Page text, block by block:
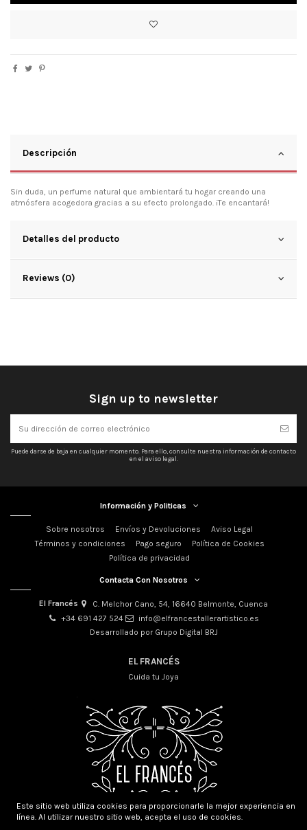
Descripción
Sin duda, un perfume natural que ambientará tu hogar creando una
atmósfera acogedora gracias a su efecto prolongado. ¡Te encantará!
Detalles del producto
Reviews (0)
Sign up to newsletter
Puede darse de baja en cualquier momento. Para ello, consulte nuestra información de contacto
en el aviso legal.
Información y Politicas
Sobre nosotros Envíos y Devoluciones
Aviso Legal
Términos y condiciones
Pago seguro
Política de Cookies
Política de privacidad
Contacta Con Nosotros
El Francés
C. Melchor Cano, 54, 16640 Belmonte, Cuenca
+34 691 427 524
info@elfrancestallerartistico.es
Desarrollado por Grupo Digital BRJ
EL FRANCÉS
Cuida tu Joya
Este sitio web utiliza cookies para proporcionarle la mejor experiencia en
línea. Al utilizar nuestro sitio web, acepta el uso de cookies.